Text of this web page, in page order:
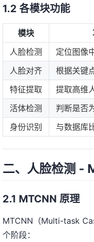
1.2 各模块功能
模块
人脸检测
定位图像
人脸对齐
根据关键
特征提取
提取高维
活体检测
判断是否
身份识别
与数据库
二、人脸检测 -
2.1 MTCNN 原理
MTCNN（Multi-task
个阶段：